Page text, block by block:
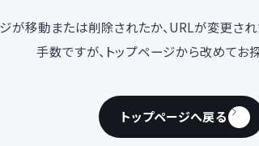
が移動または削除されたか、URLが変更され
手数ですが、トップページから改めてお
トップページへ戻る